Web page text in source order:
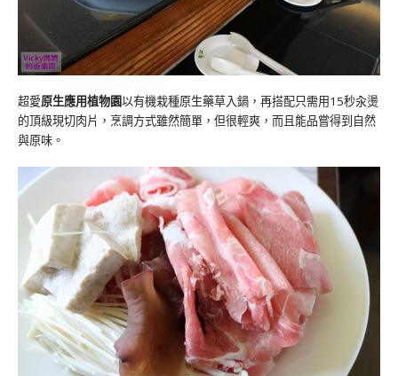
超愛原生應用植物園以有機栽種原生藥草入鍋，再搭配只需用15秒汆燙
的頂級現切肉片，烹調方式雖然簡單，但很輕爽，而且能品嘗得到自然
與原味。